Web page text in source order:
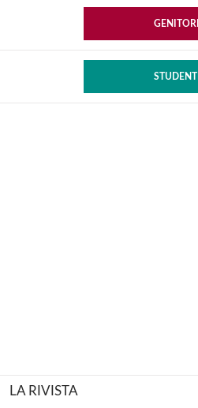
GENITORI
STUDENTI
LA RIVISTA